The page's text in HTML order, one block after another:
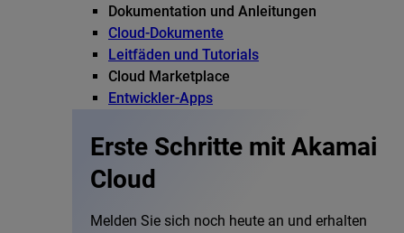
Dokumentation und Anleitungen
Cloud-Dokumente
Leitfäden und Tutorials
Cloud Marketplace
Entwickler-Apps
Erste Schritte mit Akamai
Cloud
Melden Sie sich noch heute an und erhalten